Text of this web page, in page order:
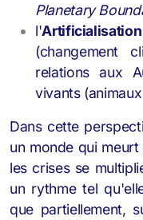
Planetary
l'Artificialisation
(changement
relations aux
vivants
Dans cette
un monde qui
les crises se
un rythme tel
que partiellement,